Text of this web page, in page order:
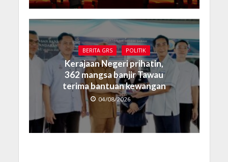
BERITA GRS POLITIK
Kerajaan Negeri prihatin,
362 mangsa banjir Tawau
terima bantuan kewangan
04/08/2026